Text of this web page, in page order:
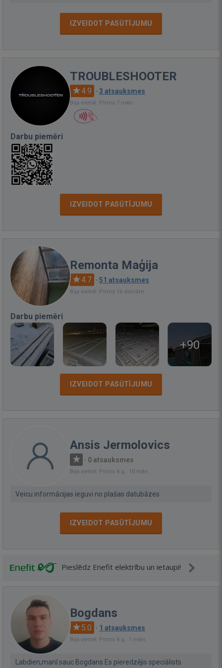
IZVEIDOT PASŪTĪJUMU
TROUBLESHOOTER
4.9 · 3 atsauksmes
Bija vietnē: Pirms 7 mēn.
Darbu piemēri
IZVEIDOT PASŪTĪJUMU
Remonta Maģija
4.7 · 51 atsauksmes
Bija vietnē: Pirms 16 dienām
Darbu piemēri
+90
IZVEIDOT PASŪTĪJUMU
Ansis Jermolovics
· 0 atsauksmes
Bija vietnē: Pirms 4 g., 10 mēn.
Veicu informācijas ieguvi no plašas datubāzes
IZVEIDOT PASŪTĪJUMU
Pieslēdz Enefit elektrību un ietaupi!
Bogdans
5.0 · 1 atsauksmes
Bija vietnē: Pirms 4 g., 1 mēn.
Labdien,manī sauc Bogdans.Es pieredzējis speciālists